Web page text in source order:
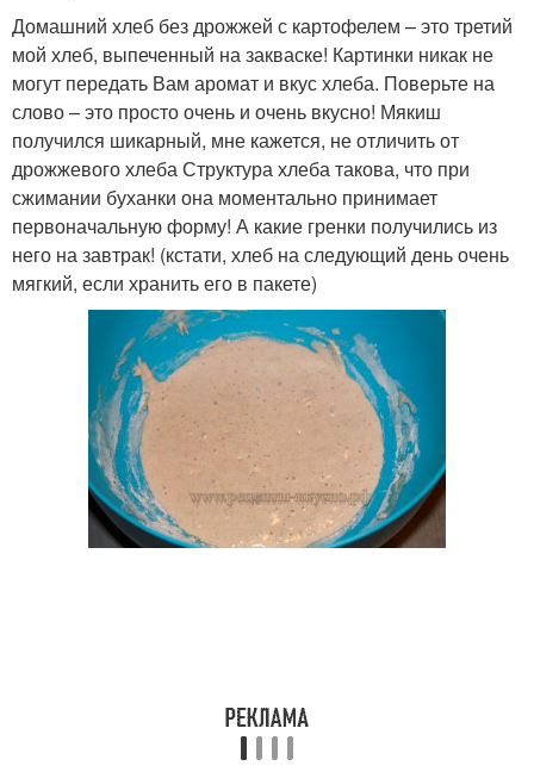
Закваска с медом Закваска из картофеля
Монастырская закваска
Ингредиенты для
натуральная закваска
Закваска с картофелем Закваска без дрожжей
Домашний хлеб без дрожжей с картофелем – это третий
мой хлеб, выпеченный на закваске! Картинки никак не
могут передать Вам аромат и вкус хлеба. Поверьте на
слово – это просто очень и очень вкусно! Мякиш
получился шикарный, мне кажется, не отличить от
дрожжевого хлеба Структура хлеба такова, что при
сжимании буханки она моментально принимает
первоначальную форму! А какие гренки получились из
него на завтрак! (кстати, хлеб на следующий день очень
мягкий, если хранить его в пакете)